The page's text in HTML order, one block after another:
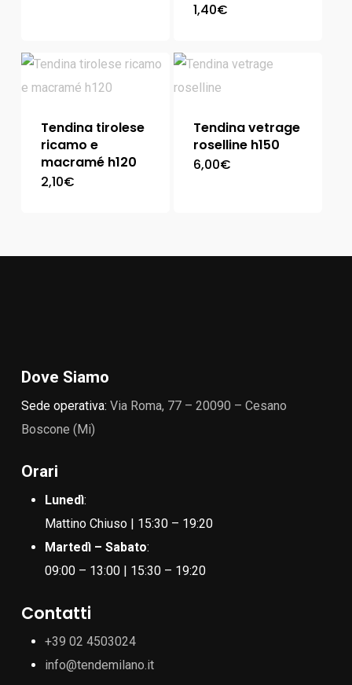
1,40€
Tendina tirolese
ricamo e
macramé h120
2,10€
Tendina vetrage
roselline h150
6,00€
Dove Siamo
Sede operativa: Via Roma, 77 – 20090 – Cesano
Boscone (Mi)
Orari
Lunedì:
Mattino Chiuso | 15:30 – 19:20
Martedì – Sabato:
09:00 – 13:00 | 15:30 – 19:20
Contatti
+39 02 4503024
info@tendemilano.it